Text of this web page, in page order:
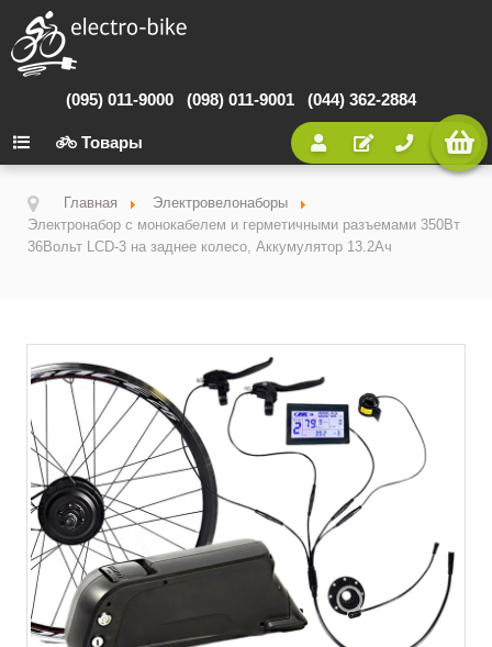
(095) 011-9000 (098) 011-9001 (044) 362-2884
Товары
Главная
Электровелонаборы
Электронабор с монокабелем и герметичными разъемами 350Вт
36Вольт LCD-3 на заднее колесо, Аккумулятор 13.2Ач